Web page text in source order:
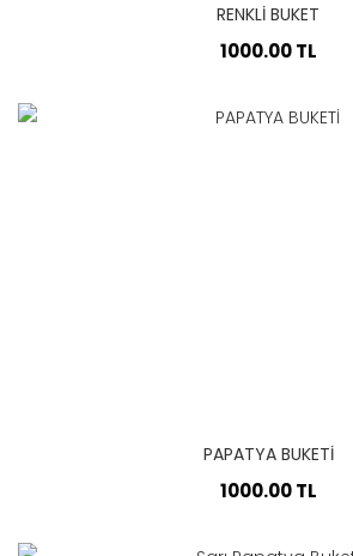
RENKLİ BUKET
1000.00 TL
PAPATYA BUKETİ
1000.00 TL